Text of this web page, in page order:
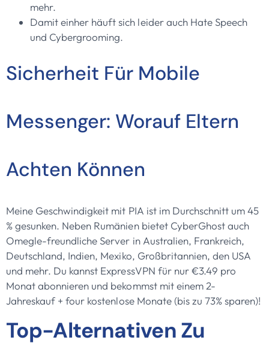
mehr.
Damit einher häuft sich leider auch Hate Speech
und Cybergrooming.
Sicherheit Für Mobile
Messenger: Worauf Eltern
Achten Können
Meine Geschwindigkeit mit PIA ist im Durchschnitt um 45
% gesunken. Neben Rumänien bietet CyberGhost auch
Omegle-freundliche Server in Australien, Frankreich,
Deutschland, Indien, Mexiko, Großbritannien, den USA
und mehr. Du kannst ExpressVPN für nur €3.49 pro
Monat abonnieren und bekommst mit einem 2-
Jahreskauf + four kostenlose Monate (bis zu 73% sparen)!
Top-Alternativen Zu